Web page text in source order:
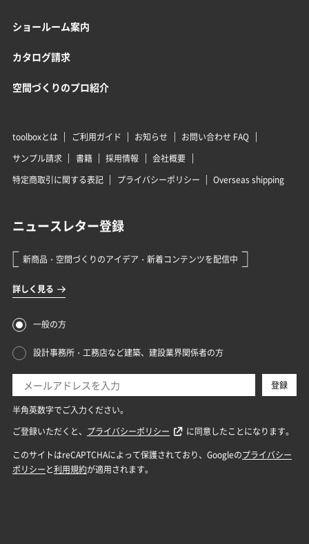
ショールーム案内
カタログ請求
空間づくりのプロ紹介
toolboxとは ご利用ガイド お知らせ
お問い合わせ FAQ
サンプル請求
書籍 採用情報
会社概要
特定商取引に関する表記
プライバシーポリシー Overseas shipping